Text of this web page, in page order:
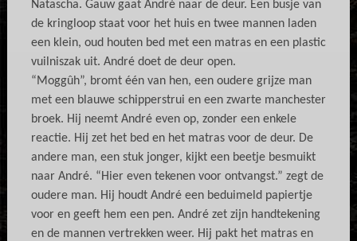
Natascha. Gauw gaat André naar de deur. Een busje van
de kringloop staat voor het huis en twee mannen laden
een klein, oud houten bed met een matras en een plastic
vuilniszak uit. André doet de deur open.
“Moggûh”, bromt één van hen, een oudere grijze man
met een blauwe schipperstrui en een zwarte manchester
broek. Hij neemt André even op, zonder een enkele
reactie. Hij zet het bed en het matras voor de deur. De
andere man, een stuk jonger, kijkt een beetje besmuikt
naar André. “Hier even tekenen voor ontvangst.” zegt de
oudere man. Hij houdt André een beduimeld papiertje
voor en geeft hem een pen. André zet zijn handtekening
en de mannen vertrekken weer. Hij pakt het matras en